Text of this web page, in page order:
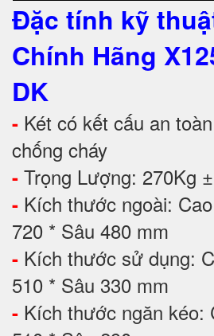
Đặc tính kỹ
Chính Hãng
DK
- Két có kết cấu an
chống cháy
- Trọng Lượng: 270Kg
- Kích thước ngoài:
720 * Sâu 480 mm
- Kích thước sử dụng:
510 * Sâu 330 mm
- Kích thước ngăn kéo: